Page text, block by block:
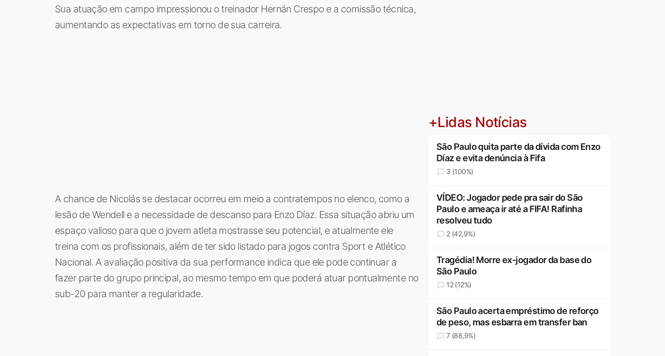
Sua atuação em campo impressionou o treinador Hernán Crespo e a comissão técnica,
aumentando as expectativas em torno de sua carreira.
A chance de Nicolás se destacar ocorreu em meio a contratempos no elenco, como a
lesão de Wendell e a necessidade de descanso para Enzo Díaz. Essa situação abriu um
espaço valioso para que o jovem atleta mostrasse seu potencial, e atualmente ele
treina com os profissionais, além de ter sido listado para jogos contra Sport e Atlético
Nacional. A avaliação positiva da sua performance indica que ele pode continuar a
fazer parte do grupo principal, ao mesmo tempo em que poderá atuar pontualmente no
sub-20 para manter a regularidade.
+Lidas Notícias
São Paulo quita parte da dívida com Enzo
Díaz e evita denúncia à Fifa
3 (100%)
VÍDEO: Jogador pede pra sair do São
Paulo e ameaça ir até a FIFA! Rafinha
resolveu tudo
2 (42,9%)
Tragédia! Morre ex-jogador da base do
São Paulo
12 (12%)
São Paulo acerta empréstimo de reforço
de peso, mas esbarra em transfer ban
7 (88,9%)